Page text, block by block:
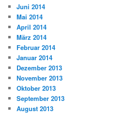
Juni 2014
Mai 2014
April 2014
März 2014
Februar 2014
Januar 2014
Dezember 2013
November 2013
Oktober 2013
September 2013
August 2013